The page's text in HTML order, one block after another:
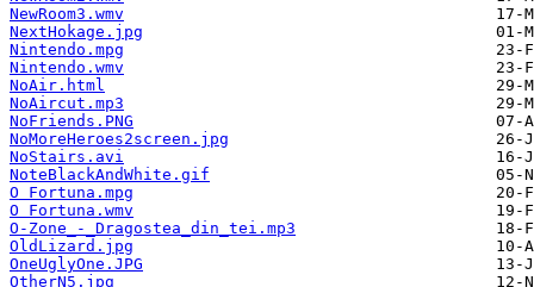
NewRoom3.wmv
NextHokage.jpg
Nintendo.mpg
Nintendo.wmv
NoAir.html
NoAircut.mp3
NoFriends.PNG
NoMoreHeroes2screen.jpg
NoStairs.avi
NoteBlackAndWhite.gif
O Fortuna.mpg
O Fortuna.wmv
O-Zone_-_Dragostea_din_tei.mp3
OldLizard.jpg
OneUglyOne.JPG
OtherN5.jpg